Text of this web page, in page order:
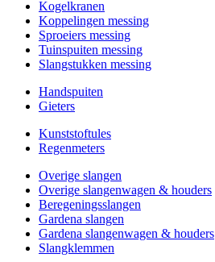
Kogelkranen
Koppelingen messing
Sproeiers messing
Tuinspuiten messing
Slangstukken messing
Handspuiten
Gieters
Kunststoftules
Regenmeters
Overige slangen
Overige slangenwagen & houders
Beregeningsslangen
Gardena slangen
Gardena slangenwagen & houders
Slangklemmen